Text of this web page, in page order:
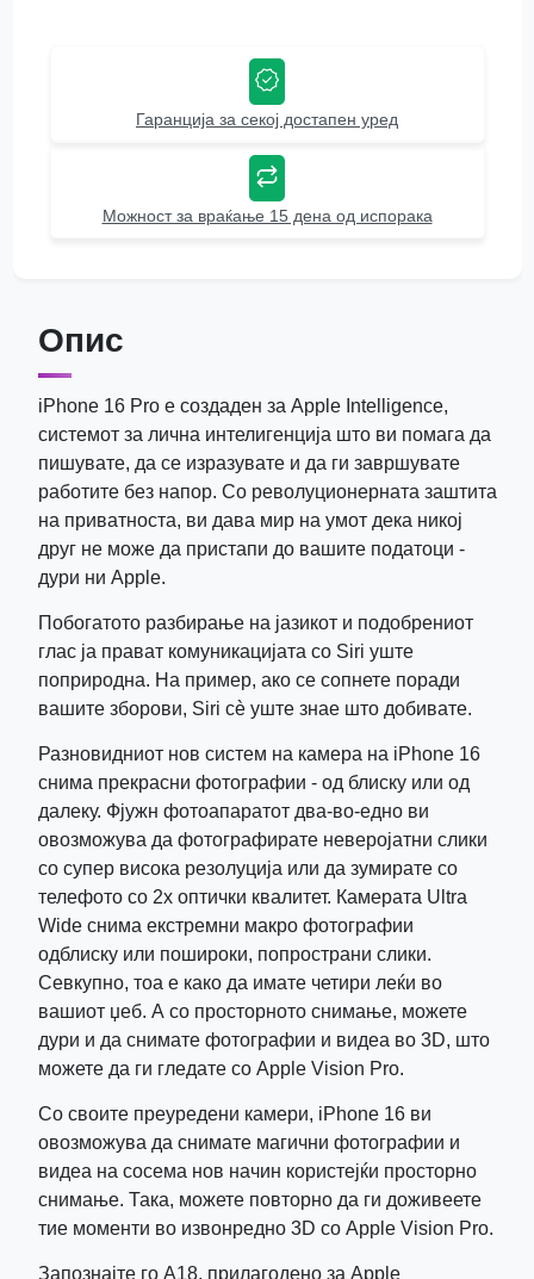
Гаранција за секој достапен уред
Можност за враќање 15 дена од испорака
Опис
iPhone 16 Pro е создаден за Apple Intelligence,
системот за лична интелигенција што ви помага да
пишувате, да се изразувате и да ги завршувате
работите без напор. Со револуционерната заштита
на приватноста, ви дава мир на умот дека никој
друг не може да пристапи до вашите податоци -
дури ни Apple.
Побогатото разбирање на јазикот и подобрениот
глас ја прават комуникацијата со Siri уште
поприродна. На пример, ако се сопнете поради
вашите зборови, Siri сè уште знае што добивате.
Разновидниот нов систем на камера на iPhone 16
снима прекрасни фотографии - од блиску или од
далеку. Фјужн фотоапаратот два-во-едно ви
овозможува да фотографирате неверојатни слики
со супер висока резолуција или да зумирате со
телефото со 2x оптички квалитет. Камерата Ultra
Wide снима екстремни макро фотографии
одблиску или пошироки, попространи слики.
Севкупно, тоа е како да имате четири леќи во
вашиот џеб. А со просторното снимање, можете
дури и да снимате фотографии и видеа во 3D, што
можете да ги гледате со Apple Vision Pro.
Со своите преуредени камери, iPhone 16 ви
овозможува да снимате магични фотографии и
видеа на сосема нов начин користејќи просторно
снимање. Така, можете повторно да ги доживеете
тие моменти во извонредно 3D со Apple Vision Pro.
Запознајте го A18, прилагодено за Apple